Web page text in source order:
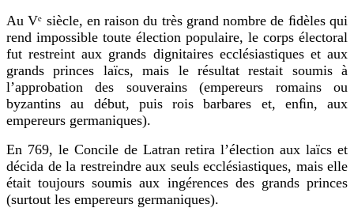
Au Vᵉ siècle, en raison du très grand nombre de ﬁdèles qui
rend impossible toute élection populaire, le corps électoral
fut restreint aux grands dignitaires ecclésiastiques et aux
grands princes laïcs, mais le résultat restait soumis à
l’approbation des souverains (empereurs romains ou
byzantins au début, puis rois barbares et, enﬁn, aux
empereurs germaniques).
En 769, le Concile de Latran retira l’élection aux laïcs et
décida de la restreindre aux seuls ecclésiastiques, mais elle
était toujours soumis aux ingérences des grands princes
(surtout les empereurs germaniques).